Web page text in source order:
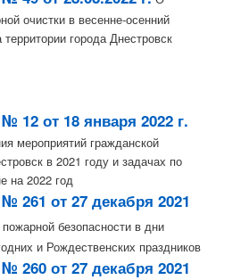
очистки в весенне-осенний
города Днестровск
12 от 18 января 2022 г.
мероприятий гражданской
в 2021 году и задачах по
на 2022 год
261 от 27 декабря 2021
безопасности в дни
и Рождественских праздников
260 от 27 декабря 2021